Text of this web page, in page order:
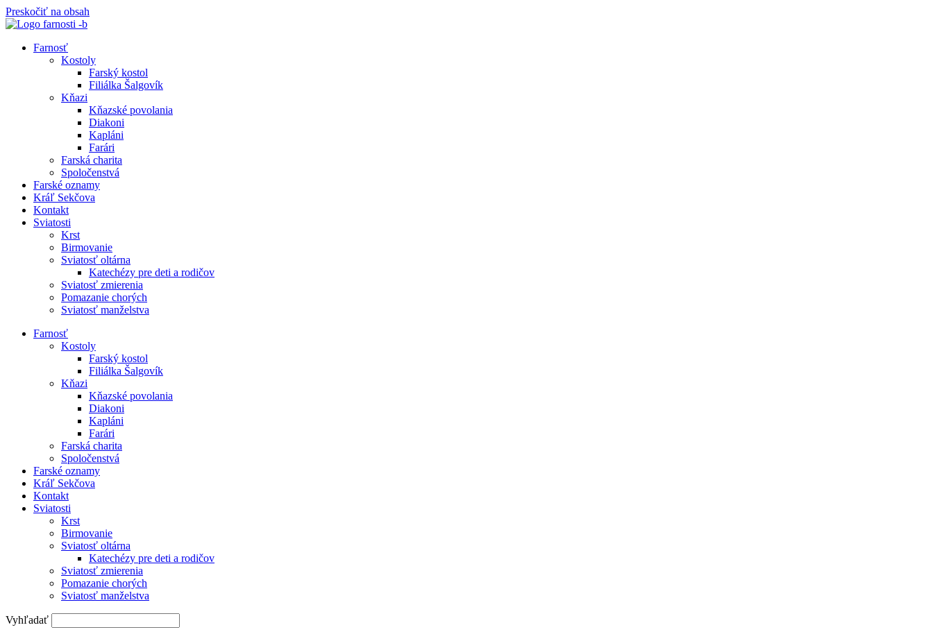
Preskočiť na obsah
Farnosť
Kostoly
Farský kostol
Filiálka Šalgovík
Kňazi
Kňazské povolania
Diakoni
Kapláni
Farári
Farská charita
Spoločenstvá
Farské oznamy
Kráľ Sekčova
Kontakt
Sviatosti
Krst
Birmovanie
Sviatosť oltárna
Katechézy pre deti a rodičov
Sviatosť zmierenia
Pomazanie chorých
Sviatosť manželstva
Farnosť
Kostoly
Farský kostol
Filiálka Šalgovík
Kňazi
Kňazské povolania
Diakoni
Kapláni
Farári
Farská charita
Spoločenstvá
Farské oznamy
Kráľ Sekčova
Kontakt
Sviatosti
Krst
Birmovanie
Sviatosť oltárna
Katechézy pre deti a rodičov
Sviatosť zmierenia
Pomazanie chorých
Sviatosť manželstva
Vyhľadať